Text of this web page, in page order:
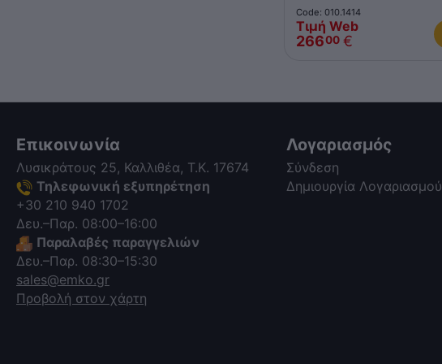
Code: 010.1414
Τιμή Web
26600 €
Επικοινωνία
Λυσικράτους 25, Καλλιθέα, Τ.Κ. 17674
Τηλεφωνική εξυπηρέτηση
+30 210 940 1702
Δευ.–Παρ. 08:00–16:00
Παραλαβές παραγγελιών
Δευ.–Παρ. 08:30–15:30
sales@emko.gr
Προβολή στον χάρτη
Λογαριασμός
Σύνδεση
Δημιουργία Λογαριασμού